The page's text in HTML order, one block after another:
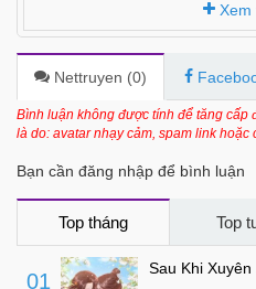
Chapter 13
Chapter 12
Chapter 11 7
Chapter 8 7
Chapter 7
Xem
Nettruyen (0)
Bình luận không được tính để tăng cấp
là do: avatar nhạy cảm, spam link hoặc
Bạn cần đăng nhập để bình luận
Top tháng Top
01